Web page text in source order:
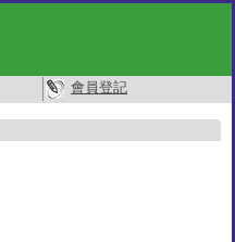
會員登記